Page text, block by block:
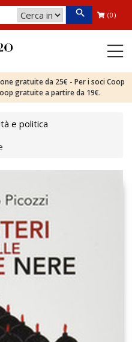
(0)
gratuite da 25€ - Per i soci Coop
gratuite a partire da 19€.
e politica